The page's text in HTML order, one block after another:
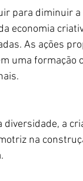
para diminuir
economia
As ações
uma
diversidade, a
na